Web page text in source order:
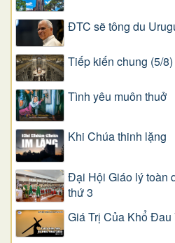
ĐTC sẽ tông du
Tiếp kiến chung (5/8)
Tình yêu muôn thuở
Khi Chúa thinh lặng
Đại Hội Giáo lý toàn
thứ 3
Giá Trị Của Khổ Ðau